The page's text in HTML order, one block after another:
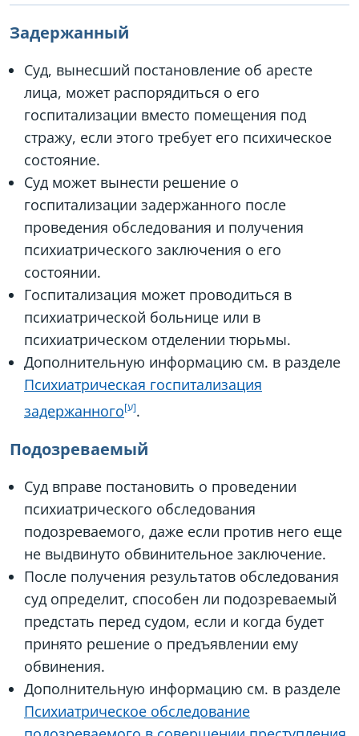
Задержанный
Суд, вынесший постановление об аресте
лица, может распорядиться о его
госпитализации вместо помещения под
стражу, если этого требует его психическое
состояние.
Суд может вынести решение о
госпитализации задержанного после
проведения обследования и получения
психиатрического заключения о его
состоянии.
Госпитализация может проводиться в
психиатрической больнице или в
психиатрическом отделении тюрьмы.
Дополнительную информацию см. в разделе
Психиатрическая госпитализация
задержанного
.
Подозреваемый
Суд вправе постановить о проведении
психиатрического обследования
подозреваемого, даже если против него еще
не выдвинуто обвинительное заключение.
После получения результатов обследования
суд определит, способен ли подозреваемый
предстать перед судом, если и когда будет
принято решение о предъявлении ему
обвинения.
Дополнительную информацию см. в разделе
Психиатрическое обследование